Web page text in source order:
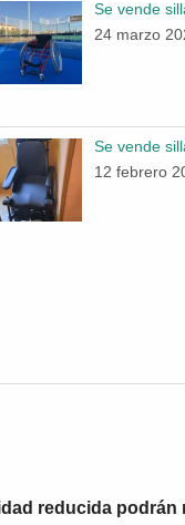
Se vende
24 marzo
Se vende
12 febrero
reducida podrán